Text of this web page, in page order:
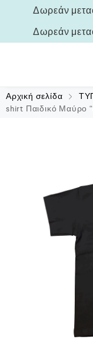
Δωρεάν
Δωρεάν
Αρχική σελίδα
shirt Παιδικό Μαύρο